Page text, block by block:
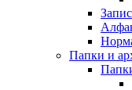
Папки и